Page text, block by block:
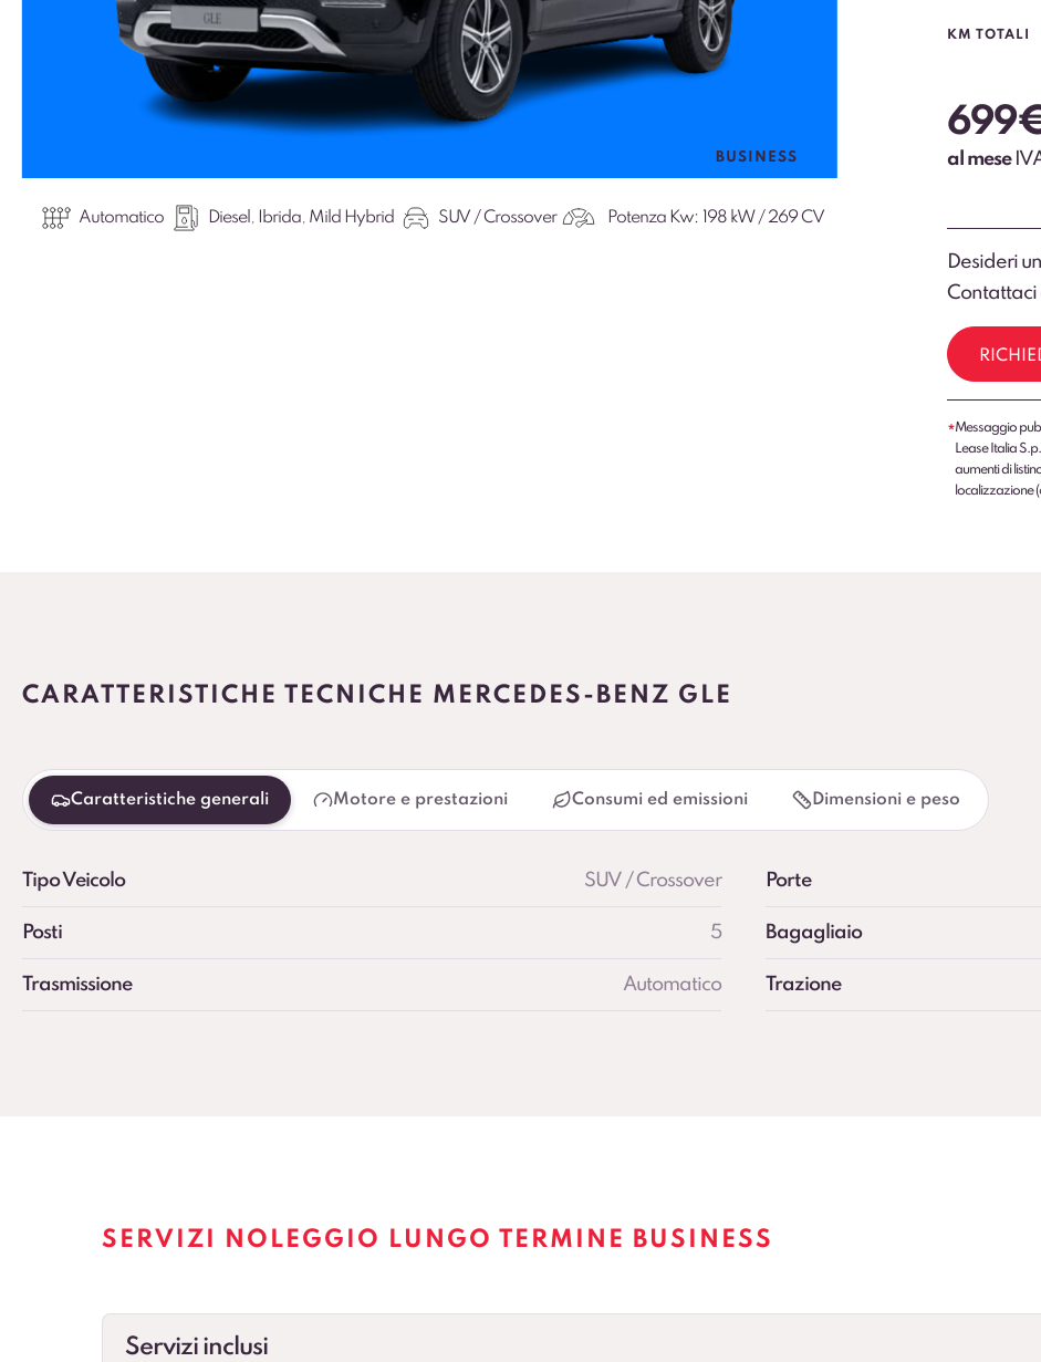
BUSINESS
Automatico Diesel, Ibrida, Mild Hybrid SUV / Crossover Potenza Kw: 198 kW / 269 CV
KM TOTALI
699
al mese
Desideri
Contattaci
*Messaggio
Lease Italia
aumenti di
localizzazione
CARATTERISTICHE TECNICHE MERCEDES-BENZ GLE
Caratteristiche generali Motore e prestazioni Consumi ed emissioni Dimensioni e peso
Tipo Veicolo SUV / Crossover Porte
Posti 5 Bagagliaio
Trasmissione Automatico Trazione
SERVIZI NOLEGGIO LUNGO TERMINE BUSINESS
Servizi inclusi